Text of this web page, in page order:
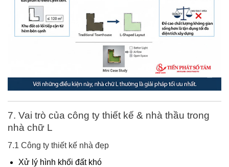
7. Vai trò của công ty thiết kế & nhà thầu trong
nhà chữ L
7.1 Công ty thiết kế nhà đẹp
Xử lý hình khối đất khó